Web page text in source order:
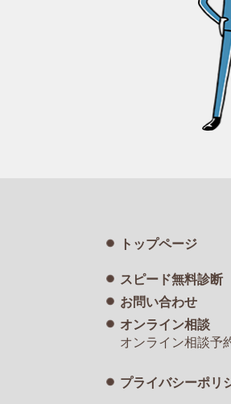
トップページ
スピード無料診断
お問い合わせ
オンライン相談
オンライン相談予
プライバシーポリ